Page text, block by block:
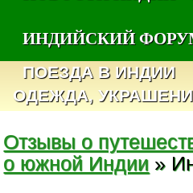
ИНДИЙСКИЙ
ПОЕЗДА В ИНДИИ
ОДЕЖДА,
Отзывы о
о южной Индии »